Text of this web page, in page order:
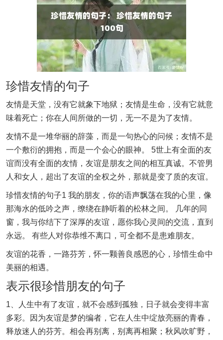
珍惜友情的句子
友情是天堂，没有它就象下地狱；友情是生命，没有它就意
味着死亡；你在人间所做的一切，无一不是为了友情。
友情不是一堆华丽的辞藻，而是一句热心的问候；友情不是
一个敷衍的拥抱，而是一个会心的眼神。 5世上有全面的友
谊而没有全面的友情，友谊是朋友之间的相互真诚。不管男
人和女人，超出了友谊的全权之外，那就是变了质的友谊。
珍惜友情的句子1 我的朋友，你的语声飘荡在我的心里，像
那海水的低吟之声，缭绕在静听着的松林之间。 几年的同
窗，我与你结下了深厚的友谊，愿你我心灵间的交流，直到
永远。 有些人对你恭维不离口，可全都不是患难朋友。
友谊的花香，一路芬芳，怀一颗善良感恩的心，珍惜生命中
美丽的相遇。
表示很珍惜朋友的句子
1、人生中有了友谊，就不会感到孤独，日子就会变得丰富
多彩。因为友谊是梦的编者，它在人生中绽放亮丽的青春，
释放迷人的芬芳。相会再别离，别离再相聚；秋风吹旷野，